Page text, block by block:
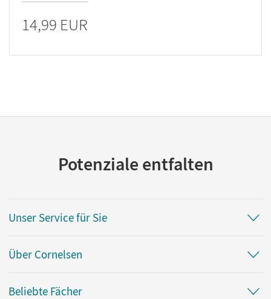
14,99 EUR
Potenziale entfalten
Unser Service für Sie
Über Cornelsen
Beliebte Fächer